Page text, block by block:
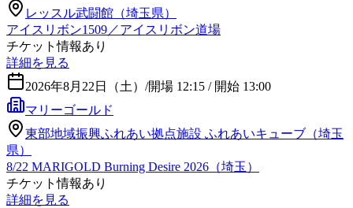
レッスル武闘館（埼玉県）
アイスリボン1509／アイスリボン道場
チケット情報あり
詳細を見る
2026年8月22日（土） /開場 12:15 / 開始 13:00
マリーゴールド
東部地域振興ふれあい拠点施設 ふれあいキューブ（埼玉
県）
8/22 MARIGOLD Burning Desire 2026（埼玉）
チケット情報あり
詳細を見る